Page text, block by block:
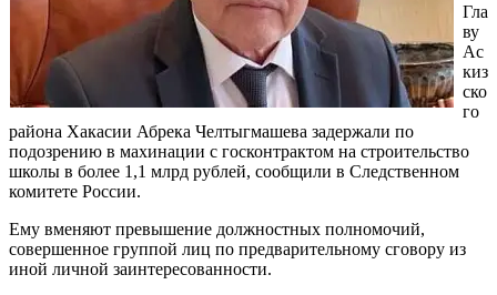
Гла
ву
Ас
киз
ско
го
района Хакасии Абрека Челтыгмашева задержали по
подозрению в махинации с госконтрактом на строительство
школы в более 1,1 млрд рублей, сообщили в Следственном
комитете России.
Ему вменяют превышение должностных полномочий,
совершенное группой лиц по предварительному сговору из
иной личной заинтересованности.